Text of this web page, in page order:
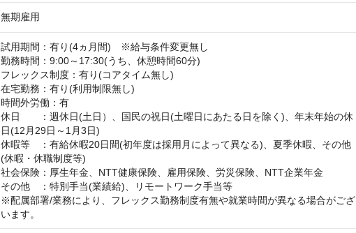
無期雇用
試用期間：有り(4ヵ月間)　※給与条件変更無し
勤務時間：9:00～17:30(うち、休憩時間60分)
フレックス制度：有り(コアタイム無し)
在宅勤務：有り(利用制限無し)
時間外労働：有
休日　　：週休日(土日）、国民の祝日(土曜日にあたる日を除く)、年末年始の休
日(12月29日～1月3日)
休暇等　：有給休暇20日間(初年度は採用月によって異なる)、夏季休暇、その他
(休暇・休職制度等)
社会保険：厚生年金、NTT健康保険、雇用保険、労災保険、NTT企業年金
その他　：特別手当(業績給)、リモートワーク手当等
※配属部署/業務により、フレックス勤務制度有無や就業時間が異なる場合がござ
います。